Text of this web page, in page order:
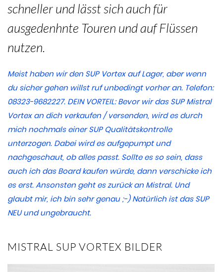
schneller und lässt sich auch für
ausgedenhnte Touren und auf Flüssen
nutzen.
Meist haben wir den SUP Vortex auf Lager, aber wenn
du sicher gehen willst ruf unbedingt vorher an. Telefon:
08323-9682227. DEIN VORTEIL: Bevor wir das SUP Mistral
Vortex an dich verkaufen / versenden, wird es durch
mich nochmals einer SUP Qualitätskontrolle
unterzogen. Dabei wird es aufgepumpt und
nachgeschaut, ob alles passt. Sollte es so sein, dass
auch ich das Board kaufen würde, dann verschicke ich
es erst. Ansonsten geht es zurück an Mistral. Und
glaubt mir, ich bin sehr genau ;-) Natürlich ist das SUP
NEU und ungebraucht.
MISTRAL SUP VORTEX BILDER